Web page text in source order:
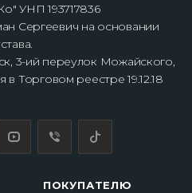
УНП 193717836
Сергеевич на основании
3-ий переулок Можайского,
в Торговом реестре 19.12.18
ПОКУПАТЕЛЮ